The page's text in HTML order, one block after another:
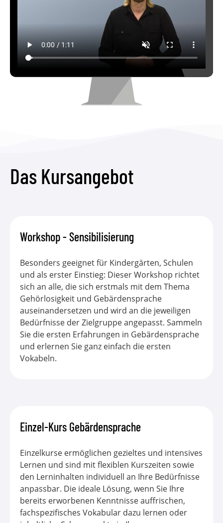
Das Kursangebot
Workshop - Sensibilisierung
Besonders geeignet für Kindergärten, Schulen
und als erster Einstieg: Dieser Workshop richtet
sich an alle, die sich erstmals mit dem Thema
Gehörlosigkeit und Gebärdensprache
auseinandersetzen und wird an die jeweiligen
Bedürfnisse der Zielgruppe angepasst. Sammeln
Sie die ersten Erfahrungen in Gebärdensprache
und erlernen Sie ganz einfach die ersten
Vokabeln.
Einzel-Kurs Gebärdensprache
Einzelkurse ermöglichen gezieltes und intensives
Lernen und sind mit flexiblen Kurszeiten sowie
den Lerninhalten individuell an Ihre Bedürfnisse
anpassbar. Die ideale Lösung, wenn Sie Ihre
bereits erworbenen Kenntnisse auffrischen,
fachspezifisches Vokabular dazu lernen oder